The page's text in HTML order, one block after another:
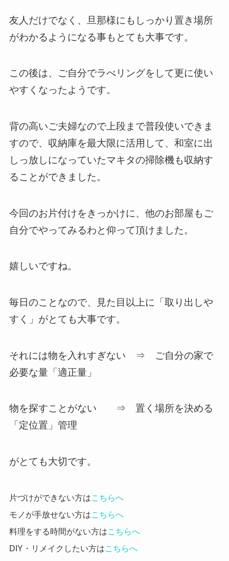
友人だけでなく、旦那様にもしっかり置き場所
がわかるようになる事もとても大事です。
この後は、ご自分でラべリングをして更に使い
やすくなったようです。
背の高いご夫婦なので上段まで普段使いできま
すので、収納庫を最大限に活用して、和室に出
しっ放しになっていたマキタの掃除機も収納す
ることができました。
今回のお片付けをきっかけに、他のお部屋もご
自分でやってみるわと仰って頂けました。
嬉しいですね。
毎日のことなので、見た目以上に「取り出しや
すく」がとても大事です。
それには物を入れすぎない ⇒ ご自分の家で
必要な量「適正量」
物を探すことがない ⇒ 置く場所を決める
「定位置」管理
がとても大切です。
片づけができない方はこちらへ
モノが手放せない方はこちらへ
料理をする時間がない方はこちらへ
DIY・リメイクしたい方はこちらへ